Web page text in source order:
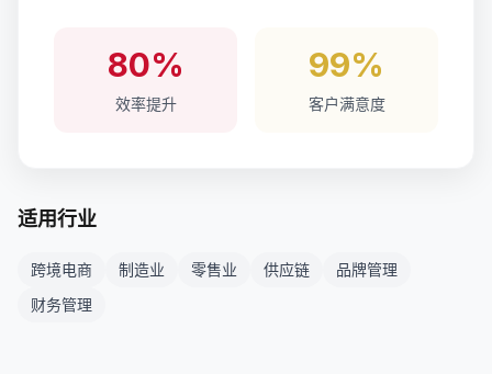
80%
效率提升
99%
客户满意度
适用行业
跨境电商 制造业 零售业 供应链
品牌管理
财务管理